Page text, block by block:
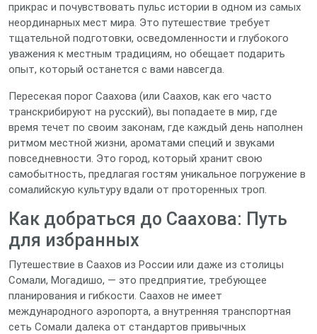
прикрас и почувствовать пульс истории в одном из самых
неординарных мест мира. Это путешествие требует
тщательной подготовки, осведомленности и глубокого
уважения к местным традициям, но обещает подарить
опыт, который останется с вами навсегда.
Пересекая порог Саахова (или Саахов, как его часто
транскрибируют на русский), вы попадаете в мир, где
время течет по своим законам, где каждый день наполнен
ритмом местной жизни, ароматами специй и звуками
повседневности. Это город, который хранит свою
самобытность, предлагая гостям уникальное погружение в
сомалийскую культуру вдали от проторенных троп.
Как добраться до Саахова: Путь
для избранных
Путешествие в Саахов из России или даже из столицы
Сомали, Могадишо, — это предприятие, требующее
планирования и гибкости. Саахов не имеет
международного аэропорта, а внутренняя транспортная
сеть Сомали далека от стандартов привычных